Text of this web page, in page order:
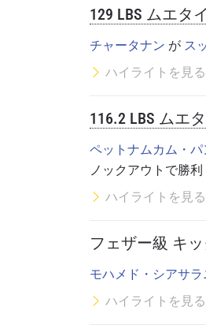
129 LBS ムエタイ
チャータナン が ス
ハイライトを見る
116.2 LBS ムエ
ペットナムカム・
ノックアウトで勝利
ハイライトを見る
フェザー級 キ
モハメド・シアサラ
ハイライトを見る